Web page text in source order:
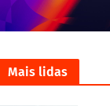
Mais lidas